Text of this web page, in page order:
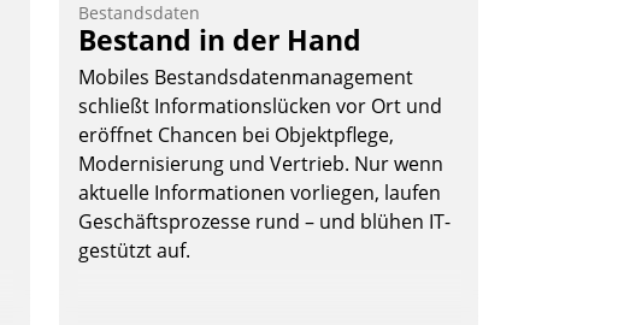
Bestandsdaten
Bestand in der Hand
Mobiles Bestandsdatenmanagement
schließt Informationslücken vor Ort und
eröffnet Chancen bei Objektpflege,
Modernisierung und Vertrieb. Nur wenn
aktuelle Informationen vorliegen, laufen
Geschäftsprozesse rund – und blühen IT-
gestützt auf.